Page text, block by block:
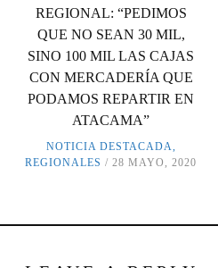
REGIONAL: “PEDIMOS
QUE NO SEAN 30 MIL,
SINO 100 MIL LAS CAJAS
CON MERCADERÍA QUE
PODAMOS REPARTIR EN
ATACAMA”
NOTICIA DESTACADA,
REGIONALES
28 MAYO, 2020